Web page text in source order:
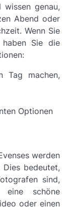
wissen genau,
Abend oder
Wenn Sie
haben Sie die
Tag machen,
Optionen
werden
bedeutet,
sind,
schöne
oder einen